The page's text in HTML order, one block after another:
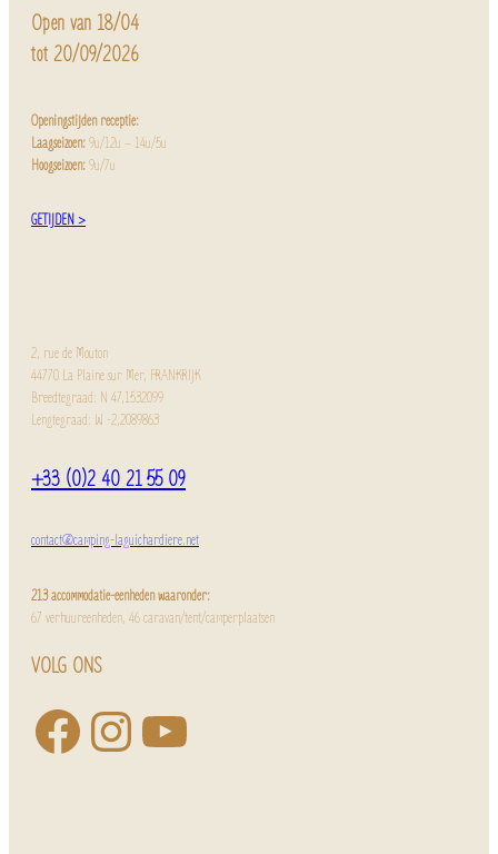
Open van 18/04
tot 20/09/2026
Openingstijden receptie:
Laagseizoen:9u/12u – 14u/5u
Hoogseizoen:9u/7u
GETIJDEN >
2, rue de Mouton
44770 La Plaine sur Mer, FRANKRIJK
Breedtegraad: N 47,1532099
Lengtegraad: W -2,2089863
+33 (0)2 40 21 55 09
contact@camping-laguichardiere.net
213 accommodatie-eenheden waaronder:
67 verhuureenheden, 46 caravan/tent/camperplaatsen
VOLG ONS